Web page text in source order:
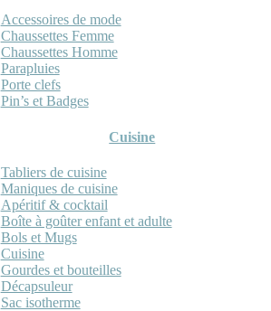
Accessoires de mode
Chaussettes Femme
Chaussettes Homme
Parapluies
Porte clefs
Pin’s et Badges
Cuisine
Tabliers de cuisine
Maniques de cuisine
Apéritif & cocktail
Boîte à goûter enfant et adulte
Bols et Mugs
Cuisine
Gourdes et bouteilles
Décapsuleur
Sac isotherme